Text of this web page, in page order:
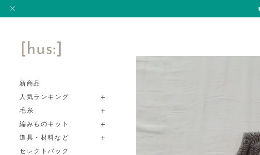
新商品
人気ランキング
毛糸
編みものキット
道具・材料など
セレクトパック